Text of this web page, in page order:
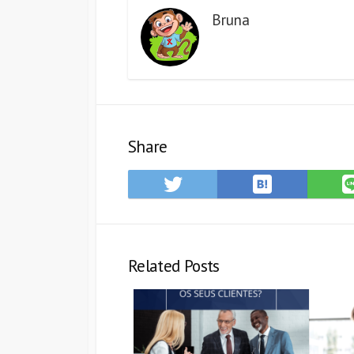
Bruna
Share
Share
on
Save
to
Related Posts